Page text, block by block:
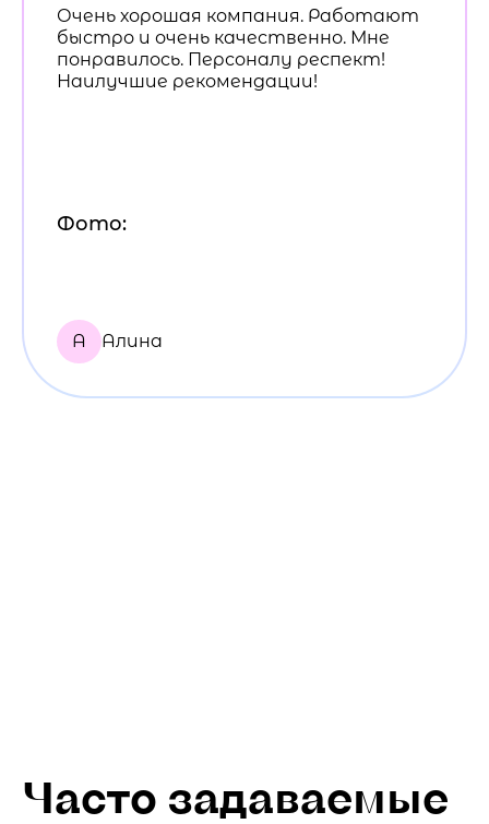
Очень хорошая компания. Работают
быстро и очень качественно. Мне
понравилось. Персоналу респект!
Наилучшие рекомендации!
Фото:
А Алина
Часто задаваемые